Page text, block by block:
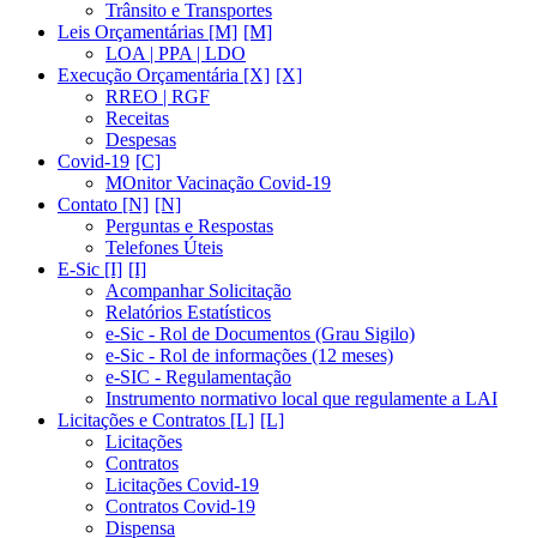
Trânsito e Transportes
Leis Orçamentárias [M]
LOA | PPA | LDO
Execução Orçamentária [X]
RREO | RGF
Receitas
Despesas
Covid-19
MOnitor Vacinação Covid-19
Contato [N]
Perguntas e Respostas
Telefones Úteis
E-Sic [I]
Acompanhar Solicitação
Relatórios Estatísticos
e-Sic - Rol de Documentos (Grau Sigilo)
e-Sic - Rol de informações (12 meses)
e-SIC - Regulamentação
Instrumento normativo local que regulamente a LAI
Licitações e Contratos [L]
Licitações
Contratos
Licitações Covid-19
Contratos Covid-19
Dispensa